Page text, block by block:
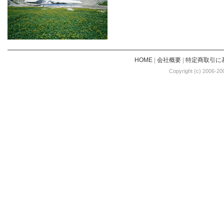
HOME| 会社概要| 特定商取引に
Copyright (c) 2006-